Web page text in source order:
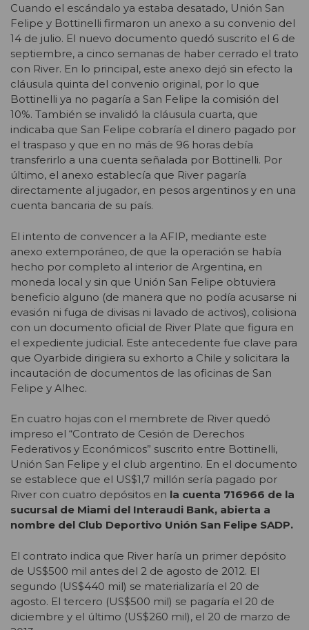
Cuando el escándalo ya estaba desatado, Unión San
Felipe y Bottinelli firmaron un anexo a su convenio del
14 de julio. El nuevo documento quedó suscrito el 6 de
septiembre, a cinco semanas de haber cerrado el trato
con River. En lo principal, este anexo dejó sin efecto la
cláusula quinta del convenio original, por lo que
Bottinelli ya no pagaría a San Felipe la comisión del
10%. También se invalidó la cláusula cuarta, que
indicaba que San Felipe cobraría el dinero pagado por
el traspaso y que en no más de 96 horas debía
transferirlo a una cuenta señalada por Bottinelli. Por
último, el anexo establecía que River pagaría
directamente al jugador, en pesos argentinos y en una
cuenta bancaria de su país.
El intento de convencer a la AFIP, mediante este
anexo extemporáneo, de que la operación se había
hecho por completo al interior de Argentina, en
moneda local y sin que Unión San Felipe obtuviera
beneficio alguno (de manera que no podía acusarse ni
evasión ni fuga de divisas ni lavado de activos), colisiona
con un documento oficial de River Plate que figura en
el expediente judicial. Este antecedente fue clave para
que Oyarbide dirigiera su exhorto a Chile y solicitara la
incautación de documentos de las oficinas de San
Felipe y Alhec.
En cuatro hojas con el membrete de River quedó
impreso el “Contrato de Cesión de Derechos
Federativos y Económicos” suscrito entre Bottinelli,
Unión San Felipe y el club argentino. En el documento
se establece que el US$1,7 millón sería pagado por
River con cuatro depósitos en la cuenta 716966 de la
sucursal de Miami del Interaudi Bank, abierta a
nombre del Club Deportivo Unión San Felipe SADP.
El contrato indica que River haría un primer depósito
de US$500 mil antes del 2 de agosto de 2012. El
segundo (US$440 mil) se materializaría el 20 de
agosto. El tercero (US$500 mil) se pagaría el 20 de
diciembre y el último (US$260 mil), el 20 de marzo de